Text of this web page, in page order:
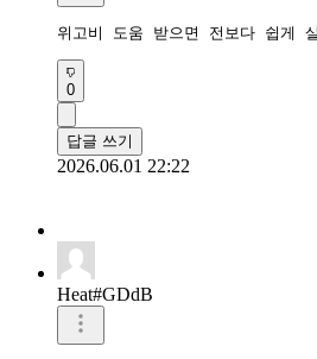
위고비 도움 받으면 전보다 쉽게
0
답글 쓰기
2026.06.01 22:22
Heat#GDdB